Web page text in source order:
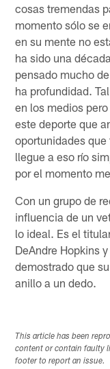
cosas tremendas
momento sólo se
en su mente no
ha sido una
pensado mucho
ha profundidad.
en los medios
este deporte que
oportunidades
llegue a eso río
por el momento
Con un grupo de
influencia de un
lo ideal. Es el
DeAndre Hopkins
demostrado que
anillo a un dedo.
This article has been
content or contain faulty
footer to report an issue.